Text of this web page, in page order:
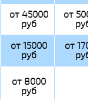
от 45000
руб
от
руб
от 15000
руб
от
руб
от 8000
руб